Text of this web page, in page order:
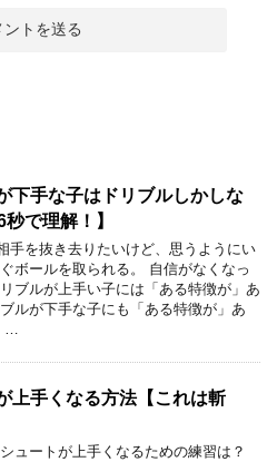
下手な子はドリブルしかしな
で理解！】
手を抜き去りたいけど、思うようにい
ボールを取られる。 自信がなくなっ
ブルが上手い子には「ある特徴が」あ
ルが下手な子にも「ある特徴が」あ
…
上手くなる方法【これは斬
ュートが上手くなるための練習は？